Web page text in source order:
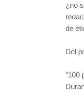
¿no
de
Del
"100